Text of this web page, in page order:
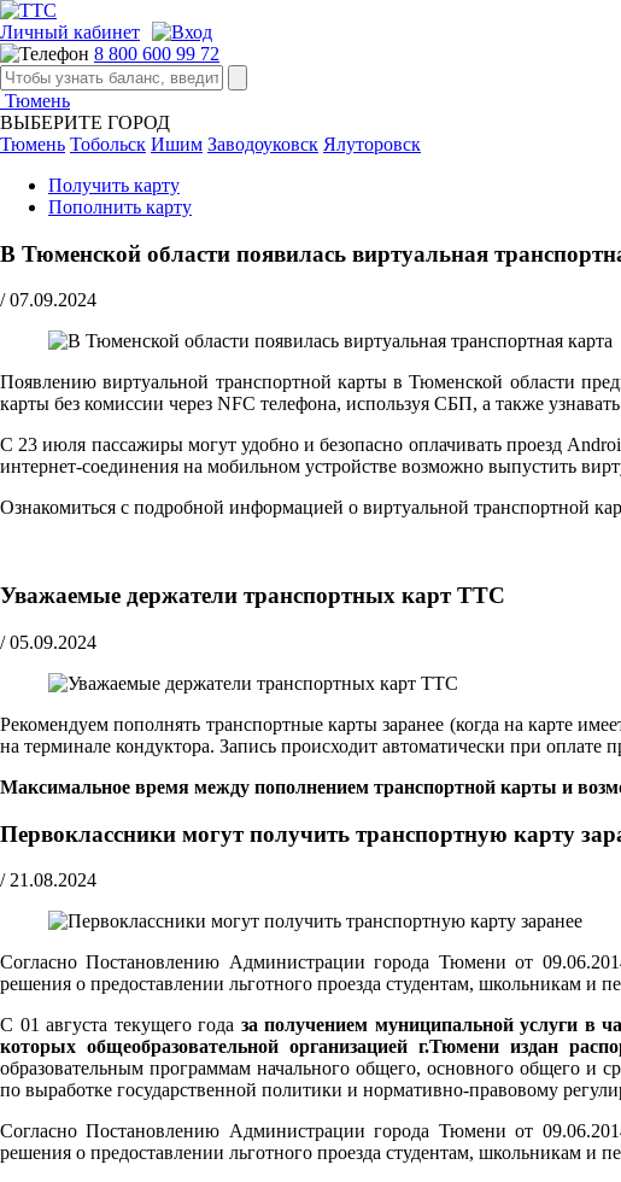
Личный кабинет
8 800 600 99 72
Тюмень
ВЫБЕРИТЕ ГОРОД
Тюмень Тобольск Ишим Заводоуковск Ялуторовск
Получить карту
Пополнить карту
В Тюменской области появилась виртуальная
/ 07.09.2024
Появлению виртуальной транспортной карты в Тюменской области
карты без комиссии через NFC телефона, используя СБП, а также
С 23 июля пассажиры могут удобно и безопасно оплачивать проезд
интернет-соединения на мобильном устройстве возможно выпустить
Ознакомиться с подробной информацией о виртуальной транспортной
Уважаемые держатели транспортных карт ТТС
/ 05.09.2024
Рекомендуем пополнять транспортные карты заранее (когда на карте
на терминале кондуктора. Запись происходит автоматически при оплате
Максимальное время между пополнением транспортной карты и
Первоклассники могут получить транспортную карту
/ 21.08.2024
Согласно Постановлению Администрации города Тюмени от
решения о предоставлении льготного проезда студентам, школьникам
С 01 августа текущего года за получением муниципальной услуги в
которых общеобразовательной организацией г.Тюмени издан
образовательным программам начального общего, основного общего и
по выработке государственной политики и нормативно-правовому
Согласно Постановлению Администрации города Тюмени от
решения о предоставлении льготного проезда студентам, школьникам